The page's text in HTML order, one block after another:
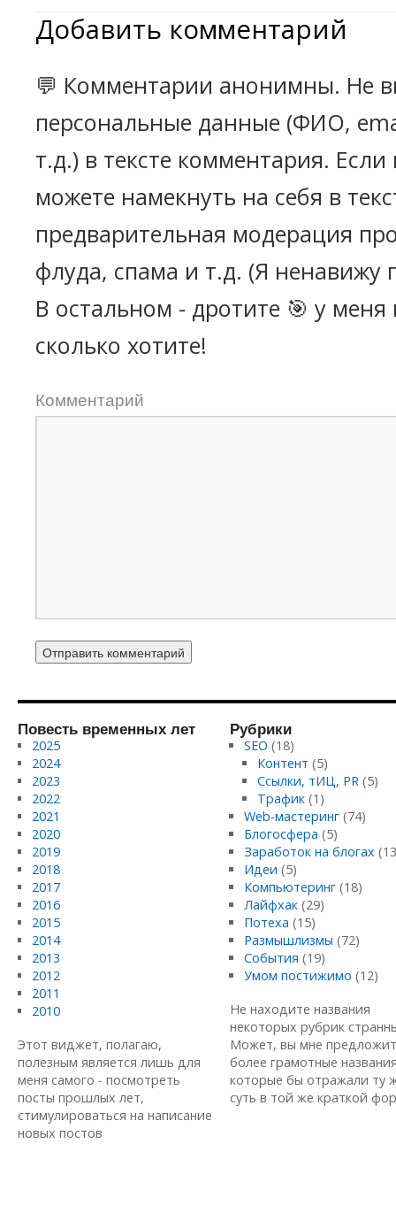
Добавить комментарий
💬 Комментарии анонимны. Не
персональные данные (ФИО,
т.д.) в тексте комментария.
можете намекнуть на себя в
предварительная модерация
флуда, спама и т.д. (Я ненавижу
В остальном - дротите 🎯 у
сколько хотите!
Комментарий
Повесть временных лет
2025
2024
2023
2022
2021
2020
2019
2018
2017
2016
2015
2014
2013
2012
2011
2010
Этот виджет, полагаю,
полезным является лишь для
меня самого - посмотреть
посты прошлых лет,
стимулироваться на написание
новых постов
Рубрики
SEO (18)
Контент (5)
Ссылки, тИЦ, PR (5)
Трафик (1)
Web-мастеринг(74)
Блогосфера (5)
Заработок на блогах
Идеи (5)
Компьютеринг(18)
Лайфхак(29)
Потеха (15)
Размышлизмы (72)
События (19)
Умом постижимо (12)
Не находите названия
некоторых рубрик
Может, вы мне
более грамотные
которые бы отражали ту
суть в той же краткой